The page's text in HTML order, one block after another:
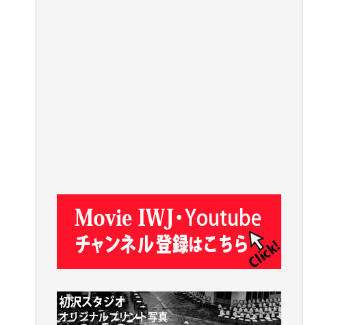
T.K. 様
ASAKO TAKAESU 様
マシオン恵美香 様
平野智生 様
山本賢二 様
徳山匡 様
金 盛起 様